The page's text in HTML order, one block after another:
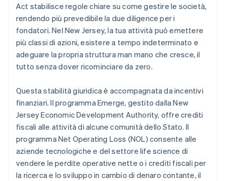
Act stabilisce regole chiare su come gestire le società,
rendendo più prevedibile la due diligence per i
fondatori. Nel New Jersey, la tua attività può emettere
più classi di azioni, esistere a tempo indeterminato e
adeguare la propria struttura man mano che cresce, il
tutto senza dover ricominciare da zero.
Questa stabilità giuridica è accompagnata da incentivi
finanziari. Il programma Emerge, gestito dalla New
Jersey Economic Development Authority, offre crediti
fiscali alle attività di alcune comunità dello Stato. Il
programma Net Operating Loss (NOL) consente alle
aziende tecnologiche e del settore life science di
vendere le perdite operative nette o i crediti fiscali per
la ricerca e lo sviluppo in cambio di denaro contante, il